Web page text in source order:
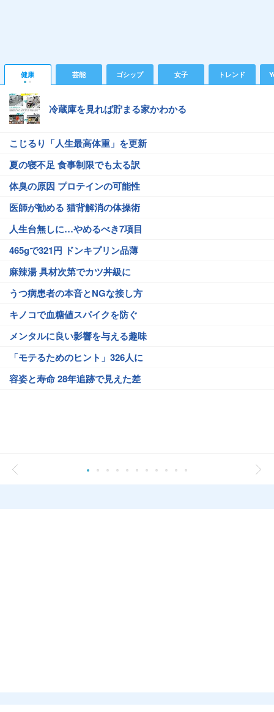
健康 芸能 ゴシップ 女子 トレンド
冷蔵庫を見れば貯まる家かわかる
こじるり「人生最高体重」を更新
夏の寝不足 食事制限でも太る訳
体臭の原因 プロテインの可能性
医師が勧める 猫背解消の体操術
人生台無しに…やめるべき7項目
465gで321円 ドンキプリン品薄
麻辣湯 具材次第でカツ丼級に
うつ病患者の本音とNGな接し方
キノコで血糖値スパイクを防ぐ
メンタルに良い影響を与える趣味
「モテるためのヒント」326人に
容姿と寿命 28年追跡で見えた差